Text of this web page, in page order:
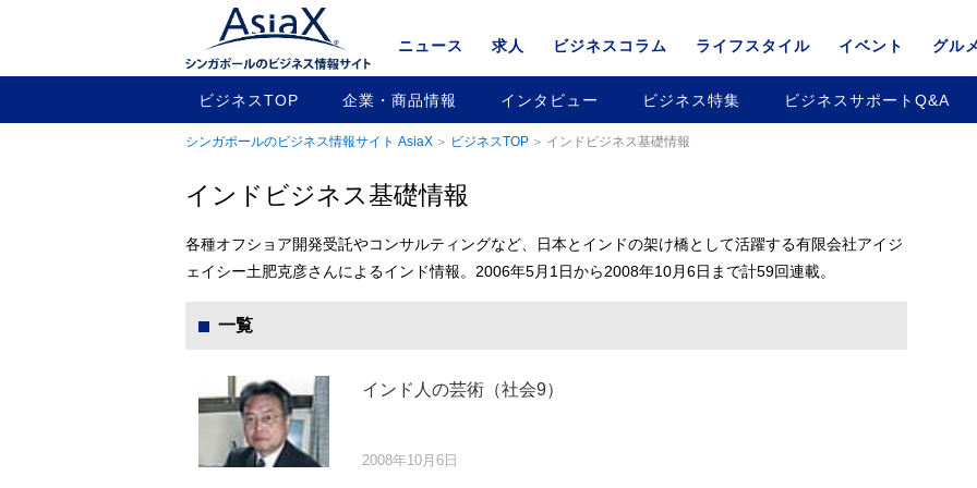
ニュース 求人 ビジネスコラム ライフスタイル イベント グルメ
ビジネスTOP 企業・商品情報 インタビュー ビジネス特集 ビジネスサポートQ&A
シンガポールのビジネス情報サイト AsiaX ビジネスTOP インドビジネス基礎情報
インドビジネス基礎情報
各種オフショア開発受託やコンサルティングなど、日本とインドの架け橋として活躍する有限会社アイジ
ェイシー土肥克彦さんによるインド情報。2006年5月1日から2008年10月6日まで計59回連載。
一覧
インド人の芸術（社会9）
2008年10月6日